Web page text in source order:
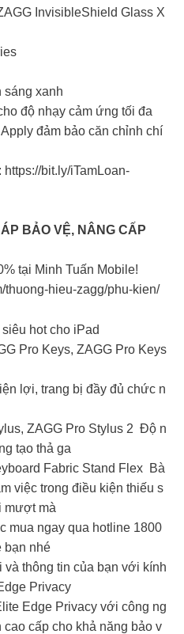
InvisibleShield Glass X
sáng xanh
độ nhạy cảm ứng tối đa
đảm bảo căn chỉnh chí
bit.ly/iTamLoan-
BẢO VỆ, NÂNG CẤP
tại Minh Tuấn Mobile!
thuong-hieu-zagg/phu-kien/
hot cho iPad
Pro Keys, ZAGG Pro Keys
lợi, trang bị đầy đủ chức n
ZAGG Pro Stylus 2 Độ n
tạo thả ga
Fabric Stand Flex Bà
việc trong điều kiện thiếu s
mượt mà
mua ngay qua hotline 1800
bạn nhé
và thông tin của bạn với kính
Privacy
Edge Privacy với công ng
cấp cho khả năng bảo v